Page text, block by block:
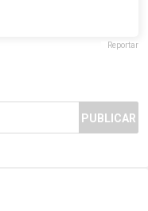
Reportar
PUBLICAR